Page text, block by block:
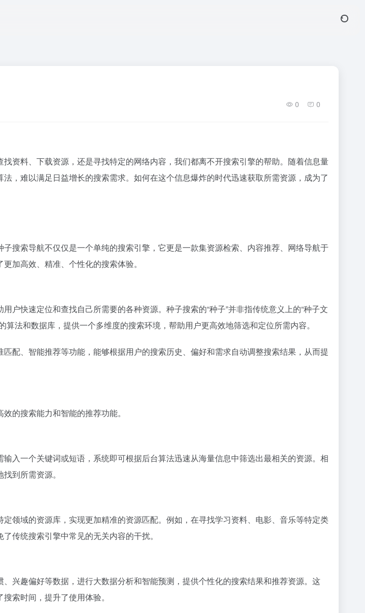
0 0
资料、下载资源，还是寻找特定的网络内容，我们都离不开搜索引擎的帮助。随着信息量
，难以满足日益增长的搜索需求。如何在这个信息爆炸的时代迅速获取所需资源，成为了
搜索导航不仅仅是一个单纯的搜索引擎，它更是一款集资源检索、内容推荐、网络导航于
加高效、精准、个性化的搜索体验。
户快速定位和查找自己所需要的各种资源。种子搜索的“种子”并非指传统意义上的“种子文
法和数据库，提供一个多维度的搜索环境，帮助用户更高效地筛选和定位所需内容。
配、智能推荐等功能，能够根据用户的搜索历史、偏好和需求自动调整搜索结果，从而提
的搜索能力和智能的推荐功能。
入一个关键词或短语，系统即可根据后台算法迅速从海量信息中筛选出最相关的资源。相
到所需资源。
领域的资源库，实现更加精准的资源匹配。例如，在寻找学习资料、电影、音乐等特定类
传统搜索引擎中常见的无关内容的干扰。
兴趣偏好等数据，进行大数据分析和智能预测，提供个性化的搜索结果和推荐资源。这
索时间，提升了使用体验。